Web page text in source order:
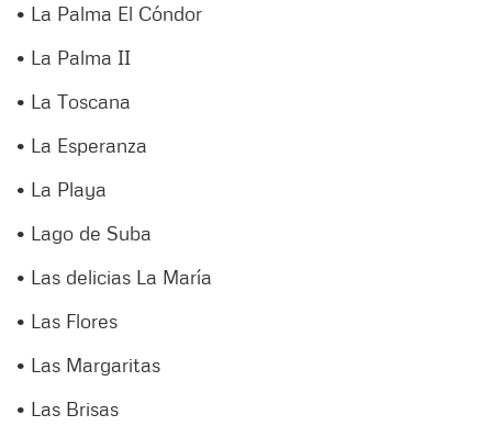
• La Palma El Cóndor
• La Palma II
• La Toscana
• La Esperanza
• La Playa
• Lago de Suba
• Las delicias La María
• Las Flores
• Las Margaritas
• Las Brisas